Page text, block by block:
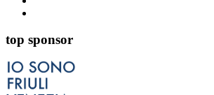
top sponsor